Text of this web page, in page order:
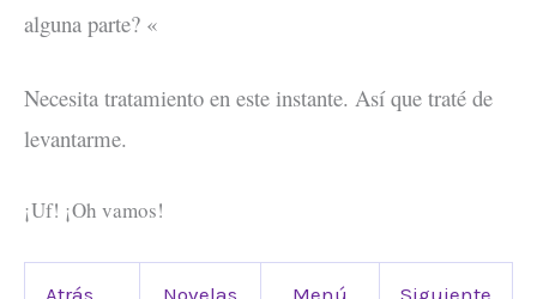
alguna parte? «
Necesita tratamiento en este instante. Así que traté de
levantarme.
¡Uf! ¡Oh vamos!
Atrás Novelas Menú Siguiente